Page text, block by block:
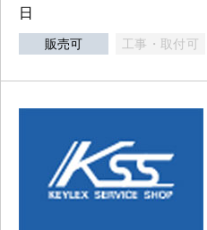
日
販売可 工事・取付可